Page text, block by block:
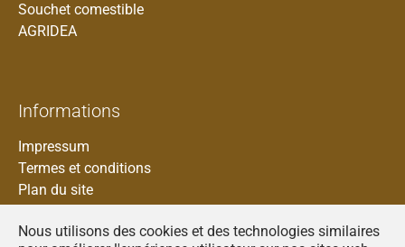
Nous utilisons des cookies et des technologies similaires
Souchet comestible
AGRIDEA
Informations
Impressum
Termes et conditions
Plan du site